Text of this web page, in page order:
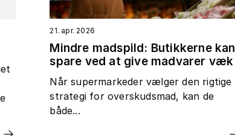
21. apr. 2026
Mindre madspild: Butikkerne kan
spare ved at give madvarer væk
Når supermarkeder vælger den rigtige
strategi for overskudsmad, kan de
både...